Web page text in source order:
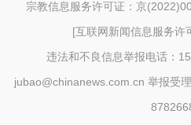
宗教信息服务许可证：京
[互联网新闻信息服务许
违法和不良信息举报电话：
jubao@chinanews.com.cn 举报受